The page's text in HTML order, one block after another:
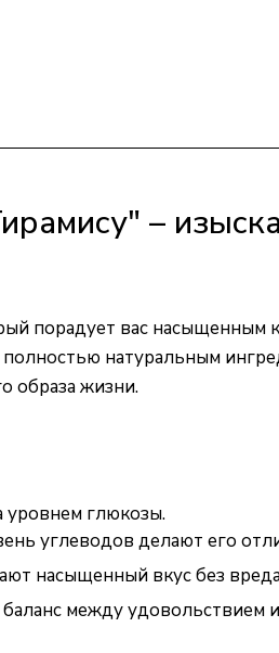
–
порадует вас
натуральным
образа жизни.
уровнем глюкозы.
углеводов делают его
насыщенный вкус без
между удовольствием